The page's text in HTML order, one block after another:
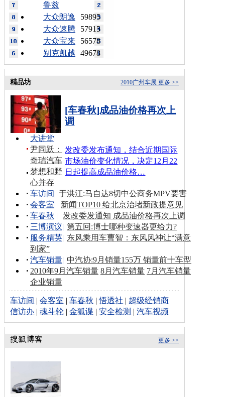
鲁兹
59895
大众朗逸
57915
大众速腾
56578
大众宝来
49678
别克凯越
更多 >>
2010广州车展
精品坊
[车春秋]成品油价格再次上
调
发改委发布通知，结合近期国际
市场油价变化情况，决定12月22
日起提高成品油价格…
大讲堂|
尹同跃：
奇瑞汽车
梦想和野
心并存
车访间| 于洪江:马自达8切中公商务MPV要害
会客室|
新闻TOP10 给北京治堵新政提意见
车春秋 |
发改委发通知 成品油价格再次上调
三博演议| 第五回:博士哪种变速器更给力?
服务精英| 东风乘用车曹智：东风风神让“满意
到家”
汽车销量| 中汽协:9月销量155万 销量前十车型
2010年9月汽车销量 8月汽车销量 7月汽车销量
企业销量
车访间 |会客室 |车春秋 |悟透社 | 超级经销商
信访办 |魂斗轮 |金狐谍 |安全检测 |汽车视频
更多 >>